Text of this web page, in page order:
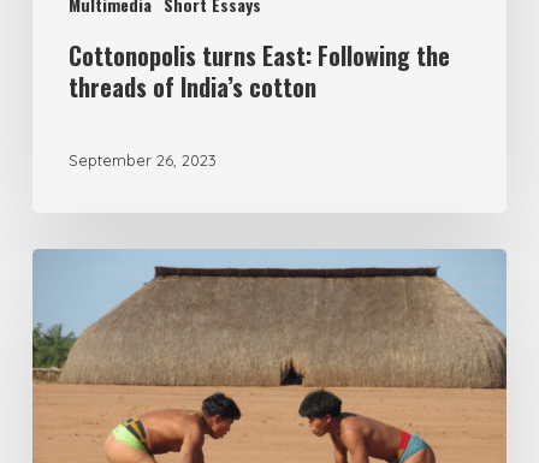
Cottonopolis turns East: Following the
threads of India’s cotton
September 26, 2023